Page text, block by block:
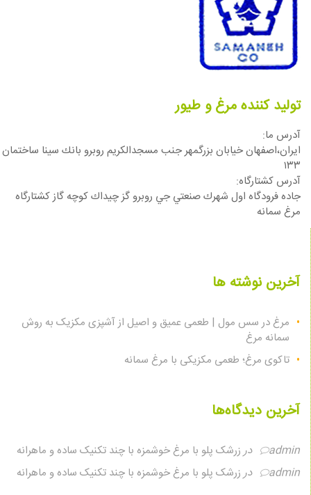
تولید کننده مرغ و طیور
آدرس ما:
ایران،اصفهان خيابان بزرگمهر جنب مسجدالكريم روبرو بانك سينا ساختمان
١٣٣
آدرس كشتارگاه:
جاده فرودگاه اول شهرك صنعتي جي روبرو گز چيداك كوچه گاز كشتارگاه
مرغ سمانه
آخرین نوشته ها
مرغ در سس مول | طعمی عمیق و اصیل از آشپزی مکزیک به روش
سمانه مرغ
تاکوی مرغ؛ طعمی مکزیکی با مرغ سمانه
آخرین دیدگاه‌ها
admin در زرشک پلو با مرغ خوشمزه با چند تکنیک ساده و ماهرانه
admin
در زرشک پلو با مرغ خوشمزه با چند تکنیک ساده و ماهرانه